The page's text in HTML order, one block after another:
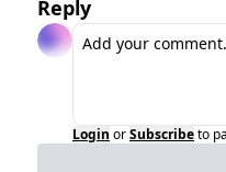
Reply
Login orSubscribeto